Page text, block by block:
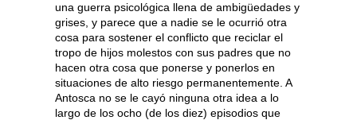
una guerra psicológica llena de ambigüedades y
grises, y parece que a nadie se le ocurrió otra
cosa para sostener el conflicto que reciclar el
tropo de hijos molestos con sus padres que no
hacen otra cosa que ponerse y ponerlos en
situaciones de alto riesgo permanentemente. A
Antosca no se le cayó ninguna otra idea a lo
largo de los ocho (de los diez) episodios que